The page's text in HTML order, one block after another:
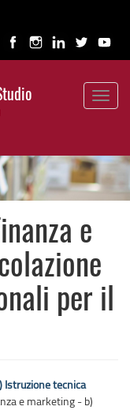
e
per il
Istruzione tecnica
e marketing - b)